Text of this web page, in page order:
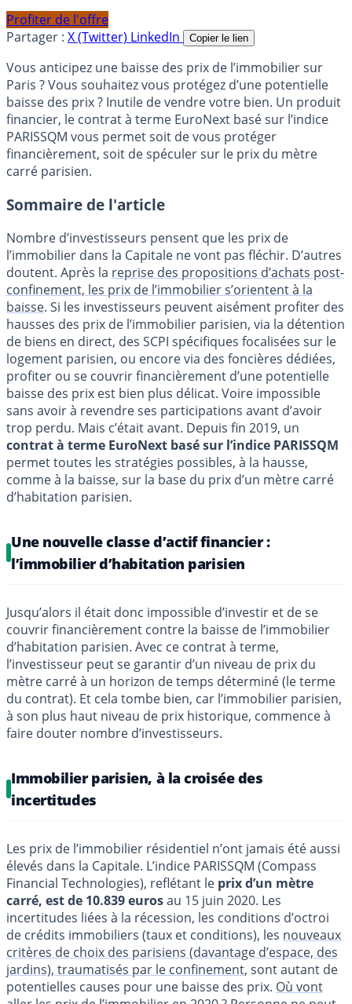
Profiter de l'offre
Partager : X (Twitter) LinkedIn Copier le lien
Vous anticipez une baisse des prix de l’immobilier sur
Paris ? Vous souhaitez vous protégez d’une potentielle
baisse des prix ? Inutile de vendre votre bien. Un produit
financier, le contrat à terme EuroNext basé sur l’indice
PARISSQM vous permet soit de vous protéger
financièrement, soit de spéculer sur le prix du mètre
carré parisien.
Sommaire de l'article
Nombre d’investisseurs pensent que les prix de
l’immobilier dans la Capitale ne vont pas fléchir. D’autres
doutent. Après la reprise des propositions d’achats post-
confinement, les prix de l’immobilier s’orientent à la
baisse. Si les investisseurs peuvent aisément profiter des
hausses des prix de l’immobilier parisien, via la détention
de biens en direct, des SCPI spécifiques focalisées sur le
logement parisien, ou encore via des foncières dédiées,
profiter ou se couvrir financièrement d’une potentielle
baisse des prix est bien plus délicat. Voire impossible
sans avoir à revendre ses participations avant d’avoir
trop perdu. Mais c’était avant. Depuis fin 2019, un
contrat à terme EuroNext basé sur l’indice PARISSQM
permet toutes les stratégies possibles, à la hausse,
comme à la baisse, sur la base du prix d’un mètre carré
d’habitation parisien.
Une nouvelle classe d’actif financier :
l’immobilier d’habitation parisien
Jusqu’alors il était donc impossible d’investir et de se
couvrir financièrement contre la baisse de l’immobilier
d’habitation parisien. Avec ce contrat à terme,
l’investisseur peut se garantir d’un niveau de prix du
mètre carré à un horizon de temps déterminé (le terme
du contrat). Et cela tombe bien, car l’immobilier parisien,
à son plus haut niveau de prix historique, commence à
faire douter nombre d’investisseurs.
Immobilier parisien, à la croisée des
incertitudes
Les prix de l’immobilier résidentiel n’ont jamais été aussi
élevés dans la Capitale. L’indice PARISSQM (Compass
Financial Technologies), reflétant le prix d’un mètre
carré, est de 10.839 eurosau 15 juin 2020. Les
incertitudes liées à la récession, les conditions d’octroi
de crédits immobiliers (taux et conditions), les nouveaux
critères de choix des parisiens (davantage d’espace, des
jardins), traumatisés par le confinement, sont autant de
potentielles causes pour une baisse des prix. Où vont